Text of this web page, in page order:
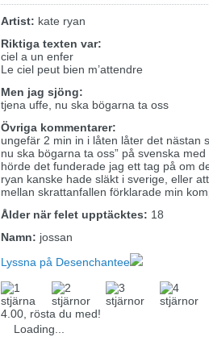
Artist: kate ryan
Riktiga texten var:
ciel a un enfer
Le ciel peut bien m’attendre
Men jag sjöng:
tjena uffe, nu ska bögarna ta oss
Övriga kommentarer:
ungefär 2 min in i låten låter det nästan
nu ska bögarna ta oss” på svenska
hörde det funderade jag ett tag på om
ryan kanske hade släkt i sverige, eller
mellan skrattanfallen förklarade min
Ålder när felet upptäcktes: 18
Namn: jossan
Lyssna på Desenchantee
4.00, rösta du med!
Loading...